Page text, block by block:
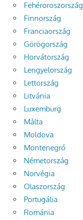
Fehéroroszország
Finnország
Franciaország
Görögország
Horvátország
Lengyelország
Lettország
Litvánia
Luxemburg
Málta
Moldova
Montenegró
Németország
Norvégia
Olaszország
Portugália
Románia